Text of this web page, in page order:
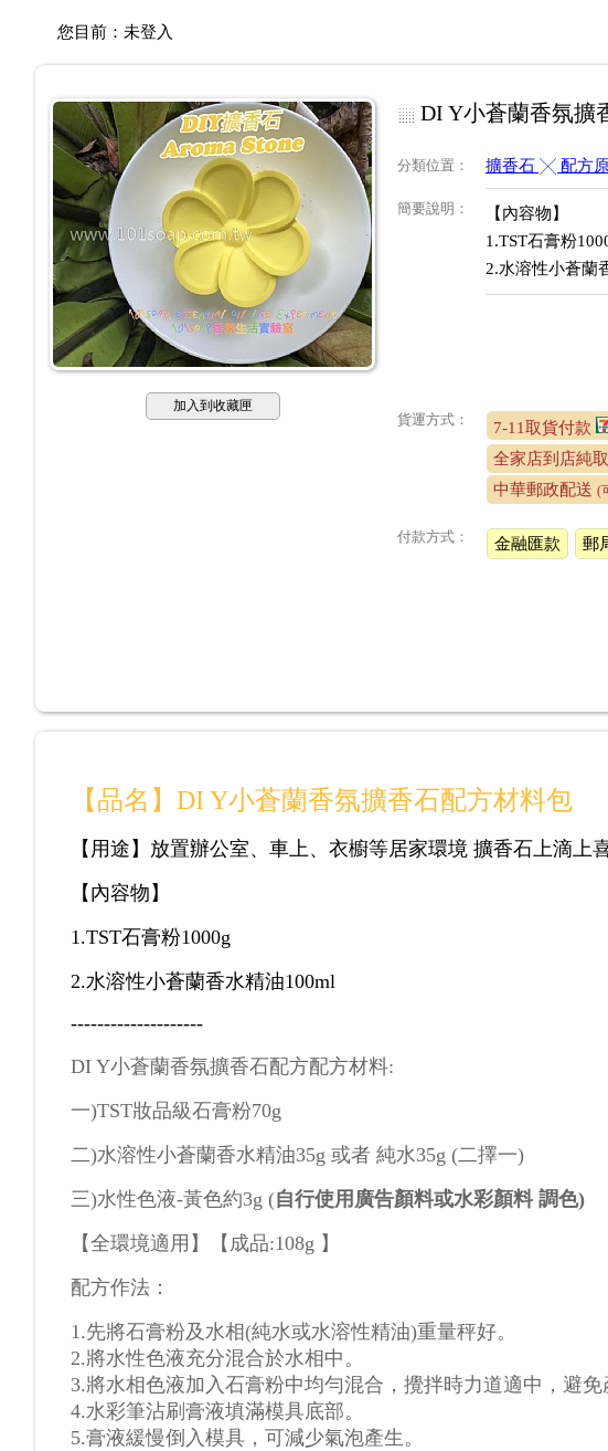
您目前： 未登入
加入到收藏匣
DI Y小蒼蘭香氛擴
分類位置 ： 擴香石 ╳ 配方
簡要說明 ：
【內容物】
1.TST石膏粉
2.水溶性小蒼蘭
貨運方式： 7-11取貨付款
全家店到店純
中華郵政配送 (
付款方式： 金融匯款 郵
【品名】 DI Y小蒼蘭香氛擴香石配方材料包
【用途】放置辦公室、車上、衣櫥等居家環境 擴香石上滴上
【內容物】
1.TST石膏粉1000g
2.水溶性小蒼蘭香水精油100ml
--------------------
DI Y小蒼蘭香氛擴香石配方配方材料:
一)TST妝品級石膏粉70g
二)水溶性小蒼蘭香水精油35g 或者 純水35g (二擇一)
三)水性色液-黃色約3g (自行使用廣告顏料或水彩顏料 調色)
【全環境適用 】 【成品:108g 】
配方作法：
1.先將石膏粉及水相(純水或水溶性精油)重量秤好。
2.將水性色液充分混合於水相中。
3.將水相色液加入石膏粉中均勻混合，攪拌時力道適中，避免
4.水彩筆沾刷膏液填滿模具底部。
5.膏液緩慢倒入模具，可減少氣泡產生。